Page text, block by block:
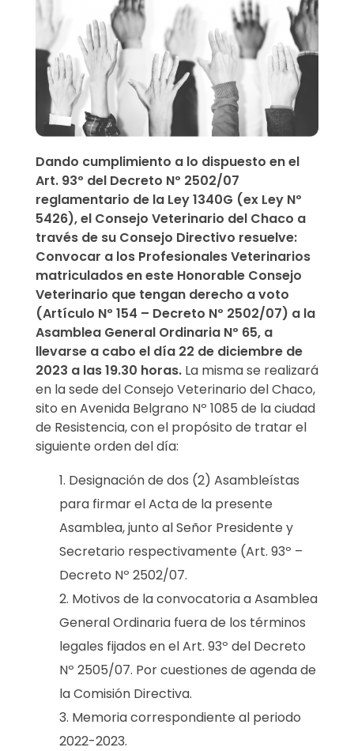
N
V
A
T
O
R
A
A
S
A
Dando cumplimiento a lo dispuesto en el
Art. 93º del Decreto Nº 2502/07
reglamentario de la Ley 1340G (ex Ley Nº
5426), el Consejo Veterinario del Chaco a
través de su Consejo Directivo resuelve:
Convocar a los Profesionales Veterinarios
matriculados en este Honorable Consejo
Veterinario que tengan derecho a voto
(Artículo Nº 154 – Decreto Nº 2502/07) a la
Asamblea General Ordinaria Nº 65, a
llevarse a cabo el día 22 de diciembre de
2023 a las 19.30 horas. La misma se realizará
en la sede del Consejo Veterinario del Chaco,
sito en Avenida Belgrano Nº 1085 de la ciudad
de Resistencia, con el propósito de tratar el
siguiente orden del día:
Designación de dos (2) Asambleístas
para firmar el Acta de la presente
Asamblea, junto al Señor Presidente y
Secretario respectivamente (Art. 93º –
Decreto Nº 2502/07.
Motivos de la convocatoria a Asamblea
General Ordinaria fuera de los términos
legales fijados en el Art. 93º del Decreto
Nº 2505/07. Por cuestiones de agenda de
la Comisión Directiva.
Memoria correspondiente al periodo
2022-2023.